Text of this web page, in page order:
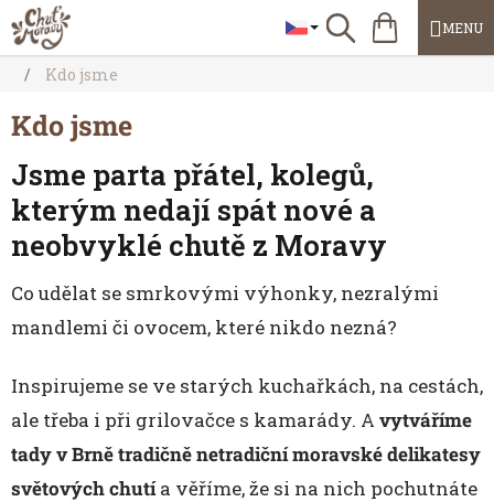
Přejít
na
obsah
HledatNákupní
košík
Domů
/ Kdo jsme
Kdo jsme
Jsme parta přátel, kolegů,
kterým nedají spát nové a
neobvyklé chutě z Moravy
Co udělat se smrkovými výhonky, nezralými
mandlemi či ovocem, které nikdo nezná?
Inspirujeme se ve starých kuchařkách, na cestách,
ale třeba i při grilovačce s kamarády. A vytváříme
tady v Brně tradičně netradiční moravské delikatesy
světových chutía věříme, že si na nich pochutnáte